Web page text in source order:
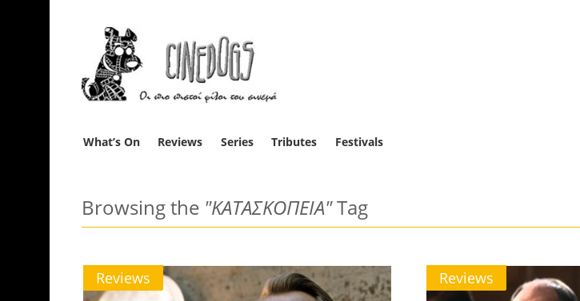
What’s On Reviews Series Tributes Festivals
Browsing the "ΚΑΤΑΣΚΟΠΕΙΑ"Tag
Reviews Reviews